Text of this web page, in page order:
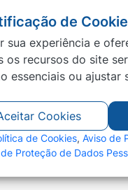
de Nova
de
sua experiência e
os recursos do site
essenciais ou ajustar
Cookies
de Cookies, Aviso de
Proteção de Dados